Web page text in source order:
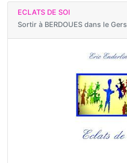
ECLATS DE SOI
Sortir à BERDOUES dans le Gers